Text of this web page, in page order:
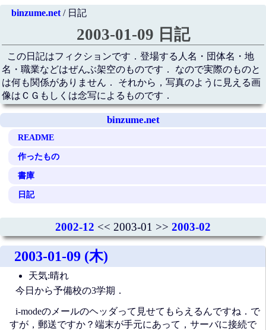
binzume.net/ 日記
2003-01-09 日記
この日記はフィクションです．登場する人名・団体名・地
名・職業などはぜんぶ架空のものです． なので実際のものと
は何も関係がありません． それから，写真のように見える画
像はＣＧもしくは念写によるものです．
binzume.net
README
作ったもの
書庫
日記
2002-12 << 2003-01 >> 2003-02
2003-01-09 (木)
天気:晴れ
今日から予備校の3学期．
i-modeのメールのヘッダって見せてもらえるんですね．で
すが，郵送ですか？端末が手元にあって，サーバに接続で